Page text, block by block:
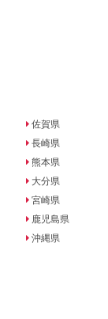
佐賀県
長崎県
熊本県
大分県
宮崎県
鹿児島県
沖縄県